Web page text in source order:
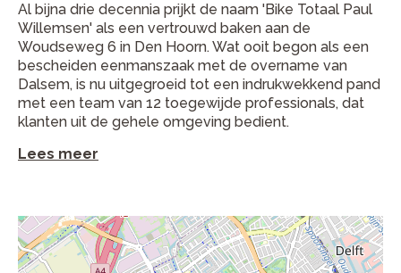
Al bijna drie decennia prijkt de naam 'Bike Totaal Paul
Willemsen' als een vertrouwd baken aan de
Woudseweg 6 in Den Hoorn. Wat ooit begon als een
bescheiden eenmanszaak met de overname van
Dalsem, is nu uitgegroeid tot een indrukwekkend pand
met een team van 12 toegewijde professionals, dat
klanten uit de gehele omgeving bedient.
Lees meer